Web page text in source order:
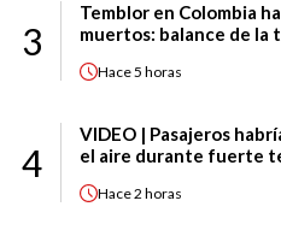
3
Temblor en Colombia
muertos: balance de la
Hace5 horas
4
VIDEO | Pasajeros
el aire durante fuerte
Hace2 horas